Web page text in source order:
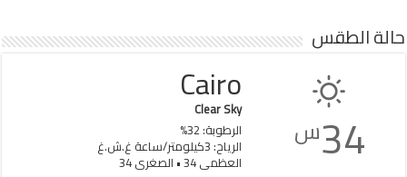
حالة الطقس
34س
Cairo
Clear Sky
الرطوبة: 32%
الرياح: 3كيلومتر/ساعة غ.ش.غ
العظمى 34 • الصغرى 34